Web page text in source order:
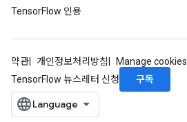
TensorFlow 인용
약관 개인정보처리방침
Manage cookies
TensorFlow 뉴스레터 신청
구독